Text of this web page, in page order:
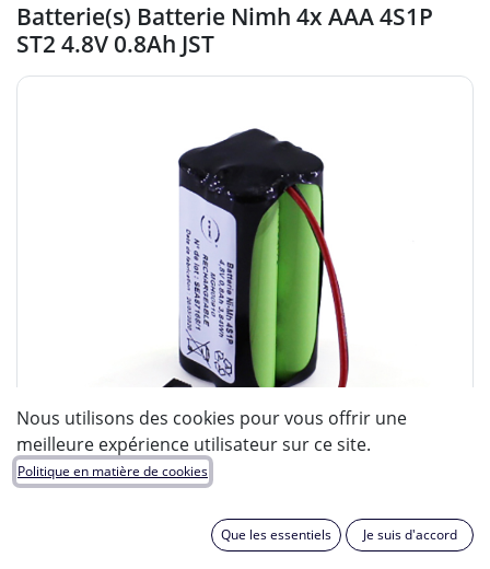
Batterie(s) Batterie Nimh 4x AAA 4S1P
ST2 4.8V 0.8Ah JST
Nous utilisons des cookies pour vous offrir une
meilleure expérience utilisateur sur ce site.
Politique en matière de cookies
Que les essentiels Je suis d'accord